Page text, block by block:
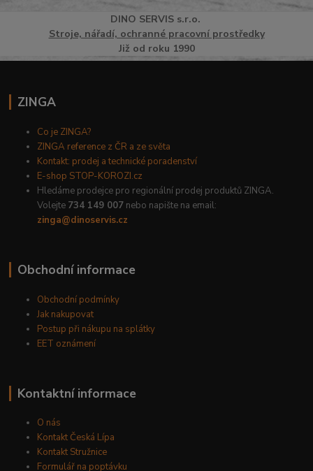
DINO SERVISs.r.o.
Stroje, nářadí, ochranné pracovní prostředky
Již od roku 1990
ZINGA
Co je ZINGA?
ZINGA reference z ČR a ze světa
Kontakt: prodej a technické poradenství
E-shop STOP-KOROZI.cz
Hledáme prodejce pro regionální prodej produktů ZINGA.
Volejte 734 149 007 nebo napište na email:
zinga@dinoservis.cz
Obchodní informace
Obchodní podmínky
Jak nakupovat
Postup při nákupu na splátky
EET oznámení
Kontaktní informace
O nás
Kontakt Česká Lípa
Kontakt Stružnice
Formulář na poptávku